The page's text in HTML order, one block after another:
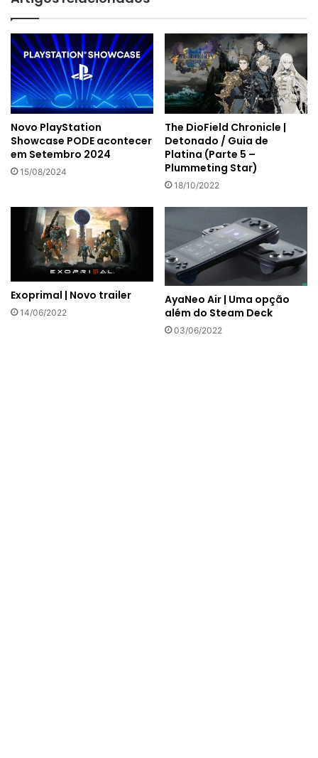
Novo PlayStation
Showcase PODE acontecer
em Setembro 2024
15/08/2024
The DioField Chronicle |
Detonado / Guia de
Platina (Parte 5 –
Plummeting Star)
18/10/2022
Exoprimal | Novo trailer
14/06/2022
AyaNeo Air | Uma opção
além do Steam Deck
03/06/2022